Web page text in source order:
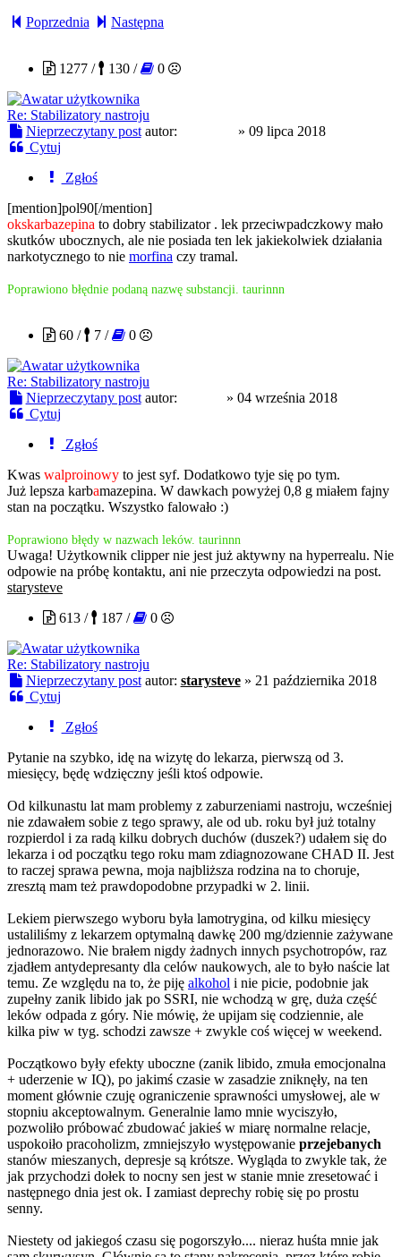
Poprzednia
Następna
1277 /
130 / 0
Re: Stabilizatory nastroju
Nieprzeczytany post autor: » 09 lipca 2018
Cytuj
Zgłoś
[mention]pol90[/mention]
okskarbazepina to dobry stabilizator . lek przeciwpadczkowy mało
skutków ubocznych, ale nie posiada ten lek jakiekolwiek działania
narkotycznego to nie morfina czy tramal.
Poprawiono błędnie podaną nazwę substancji. taurinnn
60 /
7 / 0
Re: Stabilizatory nastroju
Nieprzeczytany post autor: » 04 września 2018
Cytuj
Zgłoś
Kwas walproinowy to jest syf. Dodatkowo tyje się po tym.
Już lepsza karbamazepina. W dawkach powyżej 0,8 g miałem fajny
stan na początku. Wszystko falowało :)
Poprawiono błędy w nazwach leków. taurinnn
Uwaga! Użytkownik clipper nie jest już aktywny na hyperrealu. Nie
odpowie na próbę kontaktu, ani nie przeczyta odpowiedzi na post.
starysteve
613 /
187 / 0
Re: Stabilizatory nastroju
Nieprzeczytany post autor: starysteve» 21 października 2018
Cytuj
Zgłoś
Pytanie na szybko, idę na wizytę do lekarza, pierwszą od 3.
miesięcy, będę wdzięczny jeśli ktoś odpowie.
Od kilkunastu lat mam problemy z zaburzeniami nastroju, wcześniej
nie zdawałem sobie z tego sprawy, ale od ub. roku był już totalny
rozpierdol i za radą kilku dobrych duchów (duszek?) udałem się do
lekarza i od początku tego roku mam zdiagnozowane CHAD II. Jest
to raczej sprawa pewna, moja najbliższa rodzina na to choruje,
zresztą mam też prawdopodobne przypadki w 2. linii.
Lekiem pierwszego wyboru była lamotrygina, od kilku miesięcy
ustaliliśmy z lekarzem optymalną dawkę 200 mg/dziennie zażywane
jednorazowo. Nie brałem nigdy żadnych innych psychotropów, raz
zjadłem antydepresanty dla celów naukowych, ale to było naście lat
temu. Ze względu na to, że piję alkohol i nie picie, podobnie jak
zupełny zanik libido jak po SSRI, nie wchodzą w grę, duża część
leków odpada z góry. Nie mówię, że upijam się codziennie, ale
kilka piw w tyg. schodzi zawsze + zwykle coś więcej w weekend.
Początkowo były efekty uboczne (zanik libido, zmuła emocjonalna
+ uderzenie w IQ), po jakimś czasie w zasadzie zniknęły, na ten
moment głównie czuję ograniczenie sprawności umysłowej, ale w
stopniu akceptowalnym. Generalnie lamo mnie wyciszyło,
pozwoliło próbować zbudować jakieś w miarę normalne relacje,
uspokoiło pracoholizm, zmniejszyło występowanie przejebanych
stanów mieszanych, depresje są krótsze. Wygląda to zwykle tak, że
jak przychodzi dołek to nocny sen jest w stanie mnie zresetować i
następnego dnia jest ok. I zamiast deprechy robię się po prostu
senny.
Niestety od jakiegoś czasu się pogorszyło.... nieraz huśta mnie jak